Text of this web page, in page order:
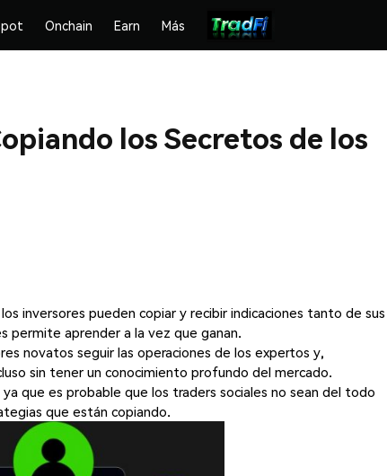
Onchain Earn Más
los Secretos de los
inversores pueden copiar y recibir indicaciones tanto de sus
permite aprender a la vez que ganan.
novatos seguir las operaciones de los expertos y,
sin tener un conocimiento profundo del mercado.
que es probable que los traders sociales no sean del todo
que están copiando.